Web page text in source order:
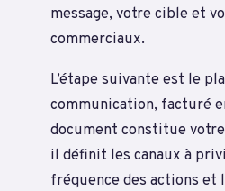
message, votre cible et
commerciaux.
L’étape suivante est le
communication, facturé
document constitue
il définit les canaux à
fréquence des actions et